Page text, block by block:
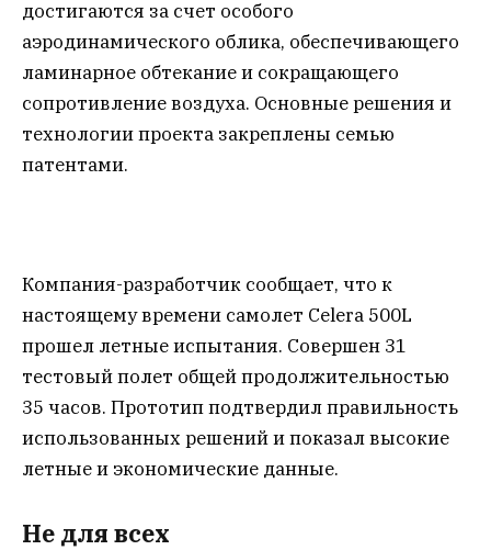
достигаются за счет особого
аэродинамического облика, обеспечивающего
ламинарное обтекание и сокращающего
сопротивление воздуха. Основные решения и
технологии проекта закреплены семью
патентами.
Компания-разработчик сообщает, что к
настоящему времени самолет Celera 500L
прошел летные испытания. Совершен 31
тестовый полет общей продолжительностью
35 часов. Прототип подтвердил правильность
использованных решений и показал высокие
летные и экономические данные.
Не для всех